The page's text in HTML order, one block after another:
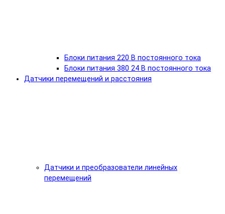
Блоки питания 220 В постоянного тока
Блоки питания 380 24 В постоянного тока
Датчики перемещений и расстояния
Датчики и преобразователи линейных
перемещений